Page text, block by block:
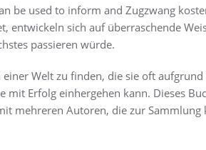
be used to inform and Zugzwang
entwickeln sich auf überraschende
passieren würde.
Welt zu finden, die sie oft
Erfolg einhergehen kann. Dieses
mehreren Autoren, die zur Sammlung